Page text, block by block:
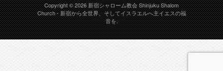
Copyright © 2026新宿シャローム教会 Shinjuku Shalom
Church- 新宿から全世界、そしてイスラエルへ主イエスの福
音を.